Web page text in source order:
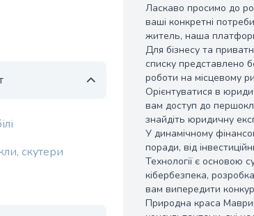
скутери
Ласкаво просимо до
ваші конкретні
житель, наша
Для бізнесу та
списку представлено
роботи на місцевому
Орієнтуватися в
вам доступ до
знайдіть юридичну
У динамічному
поради, від
Технології є основою
кібербезпека,
вам випередити
Природна краса